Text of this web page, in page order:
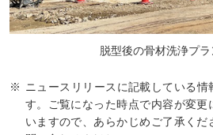
脱型後の骨材洗浄プ
ニュースリリースに記載している
す。ご覧になった時点で内容が変
いますので、あらかじめご了承く